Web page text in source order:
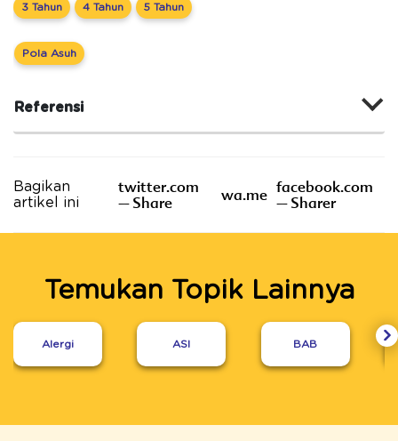
3 Tahun 4 Tahun 5 Tahun
Pola Asuh
Referensi
Bagikan
artikel ini
twitter.com
– Share
wa.me facebook.com
– Sharer
Temukan Topik Lainnya
Alergi ASI BAB